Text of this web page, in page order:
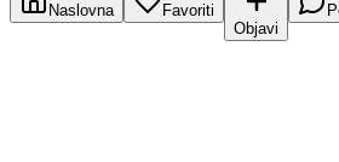
Naslovna
Favoriti
Objavi